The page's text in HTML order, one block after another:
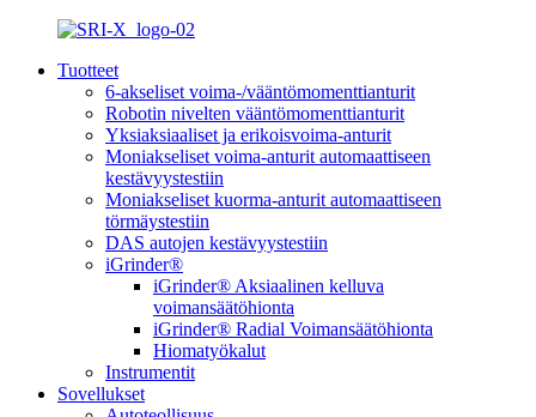
Tuotteet
6-akseliset voima-/vääntömomenttianturit
Robotin nivelten vääntömomenttianturit
Yksiaksiaaliset ja erikoisvoima-anturit
Moniakseliset voima-anturit automaattiseen
kestävyystestiin
Moniakseliset kuorma-anturit automaattiseen
törmäystestiin
DAS autojen kestävyystestiin
iGrinder®
iGrinder® Aksiaalinen kelluva
voimansäätöhionta
iGrinder® Radial Voimansäätöhionta
Hiomatyökalut
Instrumentit
Sovellukset